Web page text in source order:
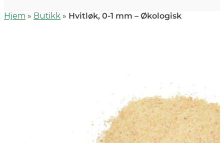
Hjem » Butikk » Hvitløk, 0-1 mm – Økologisk